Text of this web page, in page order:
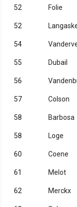
52 Folie
52
54
55 Dubail
56
57 Colson
58 Barbosa
58 Loge
60 Coene
61 Melot
62 Merckx